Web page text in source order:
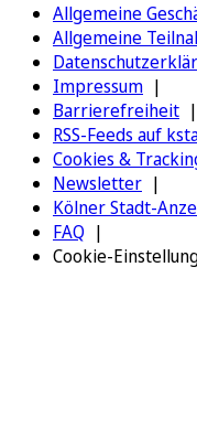
Allgemeine
Allgemeine
Impressum
Barrierefreiheit
RSS-Feeds auf
Cookies &
Newsletter
Kölner Stadt-
FAQ
Cookie-